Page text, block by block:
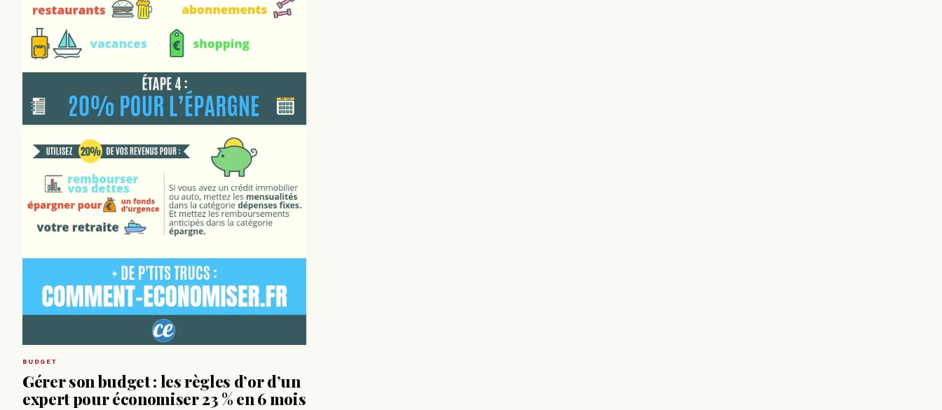
BUDGET
Gérer son budget : les règles d’or d’un
expert pour économiser 23 % en 6 mois